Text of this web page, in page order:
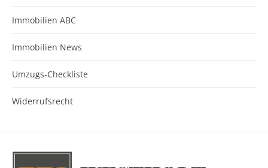
Immobilien ABC
Immobilien News
Umzugs-Checkliste
Widerrufsrecht